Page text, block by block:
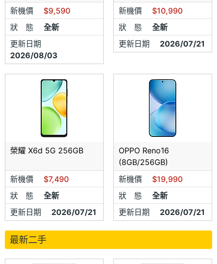
新機價
$9,590
狀 態
全新
更新日期
2026/08/03
新機價
$10,990
狀 態
全新
更新日期
2026/07/21
榮耀 X6d 5G 256GB
新機價
$7,490
狀 態
全新
更新日期
2026/07/21
OPPO Reno16
(8GB/256GB)
新機價
$19,990
狀 態
全新
更新日期
2026/07/21
最新二手